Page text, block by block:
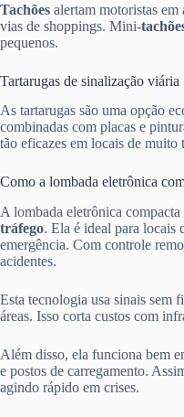
Tachões alertam motoristas em
vias de shoppings. Mini-
pequenos.
Tartarugas de sinalização viária
As tartarugas são uma opção
combinadas com placas e
tão eficazes em locais de muito
Como a lombada eletrônica
A lombada eletrônica
tráfego. Ela é ideal para locais
emergência. Com controle
acidentes.
Esta tecnologia usa sinais sem
áreas. Isso corta custos com
Além disso, ela funciona bem
e postos de carregamento.
agindo rápido em crises.